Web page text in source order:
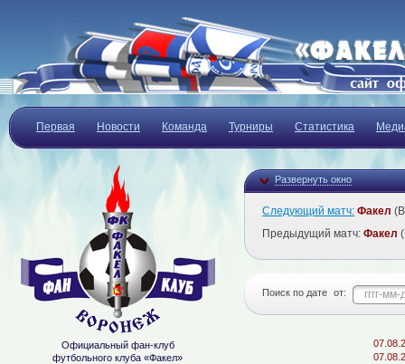
Первая Новости Команда Турниры Статистика
Развернуть окно
Следующий матч: Факел
Предыдущий матч: Факел
Поиск по дате от:
07.08.2026
07.08.2026
Официальный фан-клуб
футбольного клуба «Факел»